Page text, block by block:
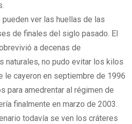
ver las huellas de las
de finales del siglo pasado. El
a decenas de
naturales, no pudo evitar los kilos
le cayeron en septiembre de 1996
para amedrentar al régimen de
finalmente en marzo de 2003.
todavía se ven los cráteres